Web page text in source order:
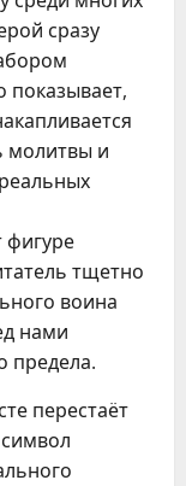
сразу
показывает,
молитвы и
фигуре
тщетно
воина
нами
предела.
перестаёт